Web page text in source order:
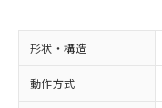
形状・構造
動作方式